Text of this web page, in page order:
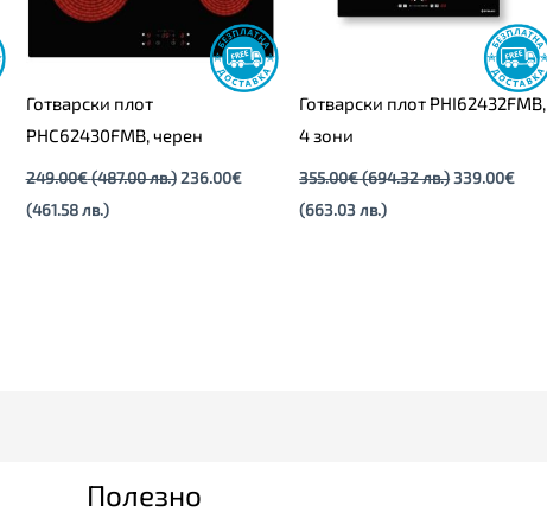
Готварски плот
PHC62430FMB, черен
249.00€(487.00 лв.) 236.00€
(461.58 лв.)
Готварски плот PHI62432FMB,
4 зони
355.00€(694.32 лв.)339.00€
(663.03 лв.)
Полезно